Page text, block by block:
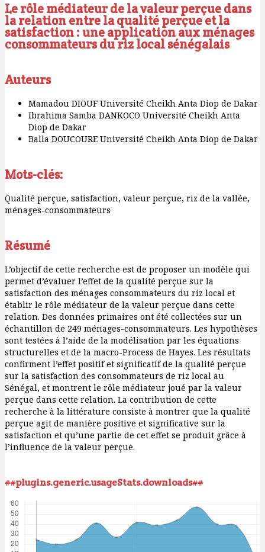
Le rôle médiateur de la valeur perçue dans
la relation entre la qualité perçue et la
satisfaction : une application aux ménages
consommateurs du riz local sénégalais
Auteurs
Mamadou DIOUF Université Cheikh Anta Diop de Dakar
Ibrahima Samba DANKOCO Université Cheikh Anta
Diop de Dakar
Balla DOUCOURE Université Cheikh Anta Diop de Dakar
Mots-clés:
Qualité perçue, satisfaction, valeur perçue, riz de la vallée,
ménages-consommateurs
Résumé
L’objectif de cette recherche est de proposer un modèle qui
permet d’évaluer l’effet de la qualité perçue sur la
satisfaction des ménages consommateurs du riz local et
établir le rôle médiateur de la valeur perçue dans cette
relation. Des données primaires ont été collectées sur un
échantillon de 249 ménages-consommateurs. Les hypothèses
sont testées à l’aide de la modélisation par les équations
structurelles et de la macro-Process de Hayes. Les résultats
confirment l’effet positif et significatif de la qualité perçue
sur la satisfaction des consommateurs de riz local au
Sénégal, et montrent le rôle médiateur joué par la valeur
perçue dans cette relation. La contribution de cette
recherche à la littérature consiste à montrer que la qualité
perçue agit de manière positive et significative sur la
satisfaction et qu’une partie de cet effet se produit grâce à
l’influence de la valeur perçue.
##plugins.generic.usageStats.downloads##